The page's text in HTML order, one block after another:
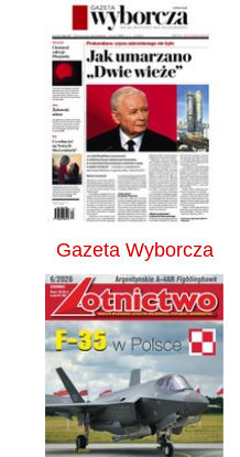
Gazeta Wyborcza